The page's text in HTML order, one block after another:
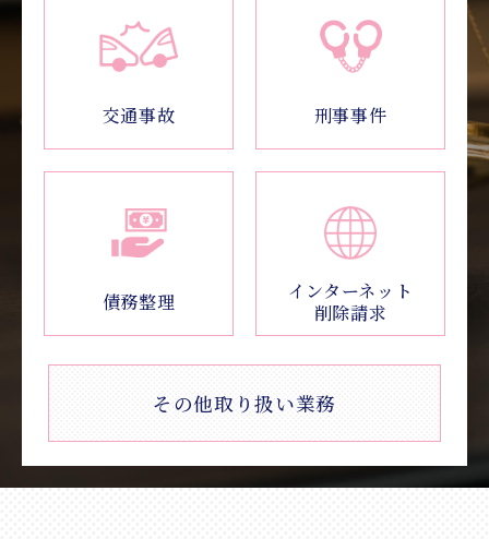
交通事故 刑事事件
債務整理
インターネット
削除請求
その他取り扱い業務